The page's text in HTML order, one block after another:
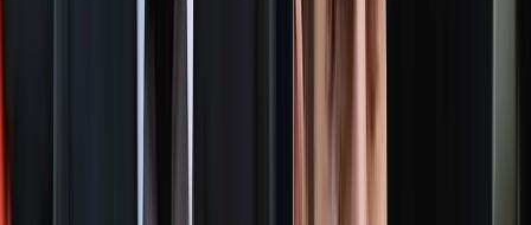
বাংলা মে‌ডিকেল কলেজ (শেবাচিম) হাসপাতালের ও‌সি‌সিতে পাঠানো হয়,
আরও পড়ুন: